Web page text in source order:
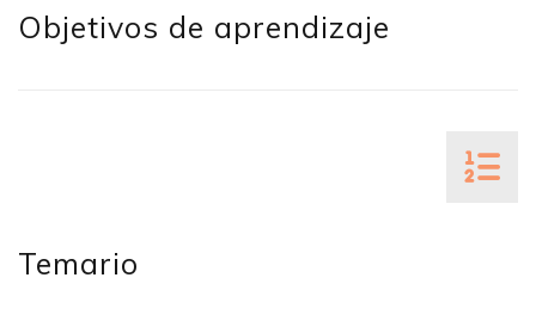
Objetivos de aprendizaje
Temario